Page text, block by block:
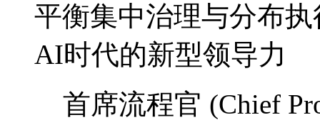
平衡集中治理与分布
AI时代的新型领导力
首席流程官 (Chief